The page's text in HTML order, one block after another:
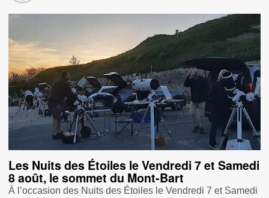
Les Nuits des Étoiles le Vendredi 7 et Samedi
8 août, le sommet du Mont-Bart
À l’occasion des Nuits des Étoiles le Vendredi 7 et Samedi